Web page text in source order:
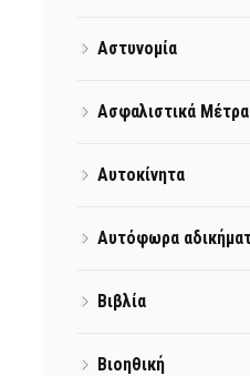
Αστυνομία
Ασφαλιστικά Μέτρα
Αυτοκίνητα
Αυτόφωρα
Βιβλία
Βιοηθική